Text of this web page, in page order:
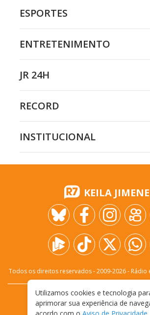
ESPORTES
ENTRETENIMENTO
JR 24H
RECORD
INSTITUCIONAL
KEILA
Todos os direitos reservados - 2009-2026- Rádio
FALE CONOSCO
TERMOS E CONDIÇÕES DE USO
Utilizamos cookies e tecnologia
aprimorar sua experiência de